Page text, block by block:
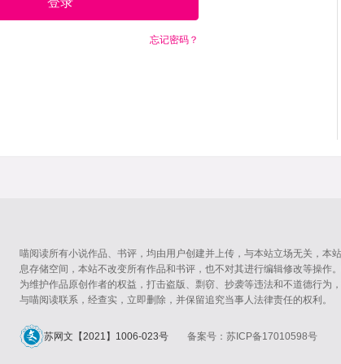
忘记密码？
喵阅读所有小说作品、书评，均由用户创建并上传，与本站立场无关，本
息存储空间，本站不改变所有作品和书评，也不对其进行编辑修改等操作
为维护作品原创作者的权益，打击盗版、剽窃、抄袭等违法和不道德行为
与喵阅读联系，经查实，立即删除，并保留追究当事人法律责任的权利。
苏网文【2021】1006-023号 备案号：苏ICP备17010598号